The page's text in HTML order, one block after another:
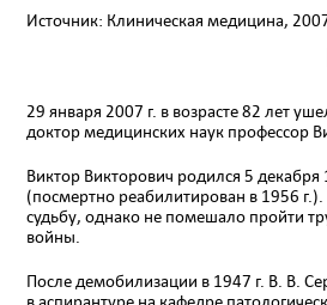
Источник: Клиническая медицина,
29 января 2007 г. в возрасте 82 лет
доктор ме­дицинских наук профессор
Виктор Викторович родился 5 декабря
(посмертно реа­билитирован в 1956
судьбу, однако не помешало пройти
войны.
После демобилизации в 1947 г. В. В.
в аспи­рантуре на кафедре